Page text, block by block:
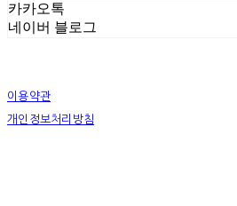
카카오톡
네이버 블로그
이용약관
개인정보처리방침